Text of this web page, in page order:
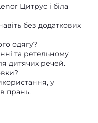
Цитрус і біла
без додаткових
одягу?
та ретельному
дитячих речей.
у
прань.